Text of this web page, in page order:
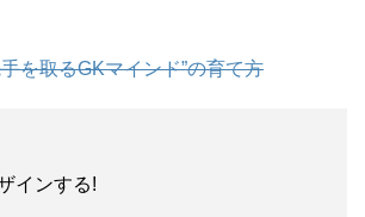
を取るGKマインド”の育て方
インする!